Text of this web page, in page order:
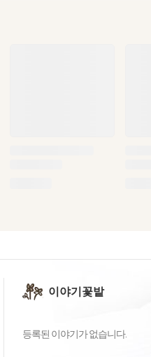
이야기꽃밭
등록된 이야기가 없습니다.